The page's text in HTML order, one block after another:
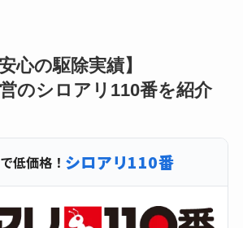
安心の駆除実績】
のシロアリ110番を紹介
低価格！ シロアリ110番